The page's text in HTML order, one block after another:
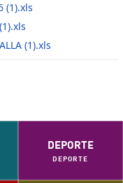
(1).xls
(1).xls
DEPORTE
DEPORTE